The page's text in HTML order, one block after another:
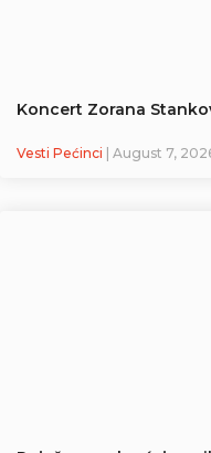
Koncert Zorana
Vesti Pećinci | August 7,